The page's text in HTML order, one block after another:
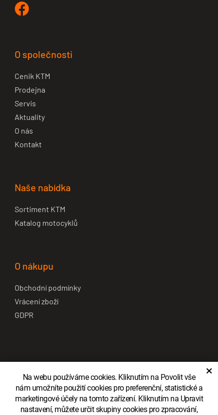
Na webu používáme cookies. Kliknutím na Povolit vše
nám umožníte použití cookies pro preferenční, statistické a
marketingové účely na tomto zařízení. Kliknutím na Upravit
nastavení, můžete určit skupiny cookies pro zpracování,
×
O společnosti
Cenik KTM
Prodejna
Servis
Aktuality
O nás
Kontakt
Naše nabídka
Sortiment KTM
Katalog motocyklů
O nákupu
Obchodní podmínky
Vrácení zboží
GDPR
© Copyright AMD Svitavy s.r.o.
Zobrazit klasickou verzi